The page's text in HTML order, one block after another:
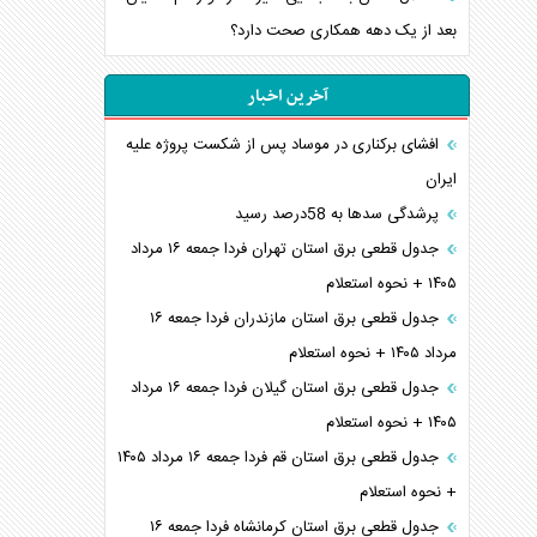
بعد از یک دهه همکاری صحت دارد؟
آخرین اخبار
افشای برکناری در موساد پس از شکست پروژه علیه
ایران
پرشدگی سدها به 58درصد رسید
جدول قطعی برق استان تهران فردا جمعه ۱۶ مرداد
۱۴۰۵ + نحوه استعلام
جدول قطعی برق استان مازندران فردا جمعه ۱۶
مرداد ۱۴۰۵ + نحوه استعلام
جدول قطعی برق استان گیلان فردا جمعه ۱۶ مرداد
۱۴۰۵ + نحوه استعلام
جدول قطعی برق استان قم فردا جمعه ۱۶ مرداد ۱۴۰۵
+ نحوه استعلام
جدول قطعی برق استان کرمانشاه فردا جمعه ۱۶